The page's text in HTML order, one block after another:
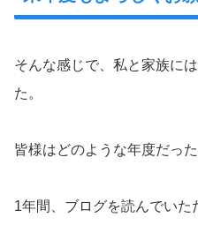
そんな感じで、私と家族に
た。
皆様はどのような年度だっ
1年間、ブログを読んでいた